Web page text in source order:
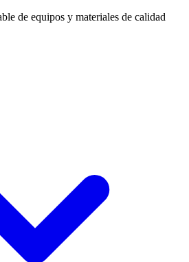
de equipos y materiales de calidad